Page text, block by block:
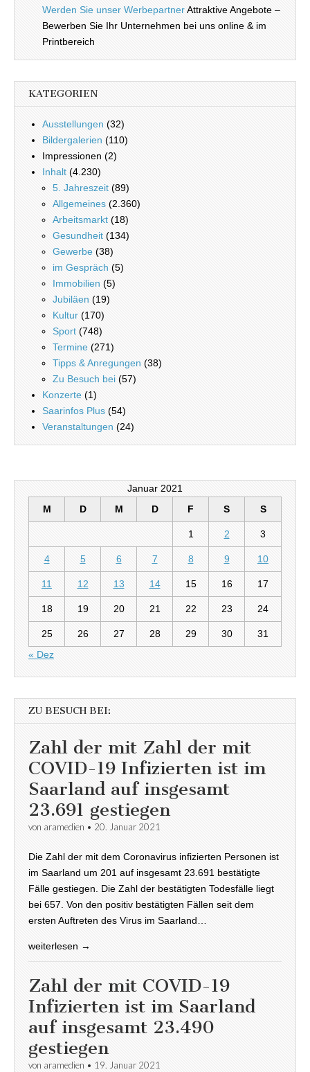
Werden Sie unser WerbepartnerAttraktive Angebote –
Bewerben Sie Ihr Unternehmen bei uns online & im
Printbereich
KATEGORIEN
Ausstellungen (32)
Bildergalerien (110)
Impressionen (2)
Inhalt (4.230)
5. Jahreszeit (89)
Allgemeines (2.360)
Arbeitsmarkt (18)
Gesundheit (134)
Gewerbe (38)
im Gespräch (5)
Immobilien (5)
Jubiläen (19)
Kultur (170)
Sport (748)
Termine (271)
Tipps & Anregungen (38)
Zu Besuch bei (57)
Konzerte (1)
Saarinfos Plus (54)
Veranstaltungen (24)
Januar 2021
M
D M D F S S
1 2 3
4 5 6 7 8 9 10
11 12 13 14 15 16 17
18 19 20 21 22 23 24
25 26 27 28 29 30
31
« Dez
ZU BESUCH BEI:
Zahl der mit Zahl der mit
COVID-19 Infizierten ist im
Saarland auf insgesamt
23.691 gestiegen
von aramedien • 20. Januar 2021
Die Zahl der mit dem Coronavirus infizierten Personen ist
im Saarland um 201 auf insgesamt 23.691 bestätigte
Fälle gestiegen. Die Zahl der bestätigten Todesfälle liegt
bei 657. Von den positiv bestätigten Fällen seit dem
ersten Auftreten des Virus im Saarland…
weiterlesen →
Zahl der mit COVID-19
Infizierten ist im Saarland
auf insgesamt 23.490
gestiegen
von aramedien • 19. Januar 2021